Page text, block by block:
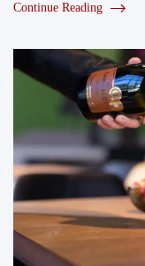
Continue Reading